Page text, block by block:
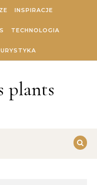
INSPIRACJE
TECHNOLOGIA
plants